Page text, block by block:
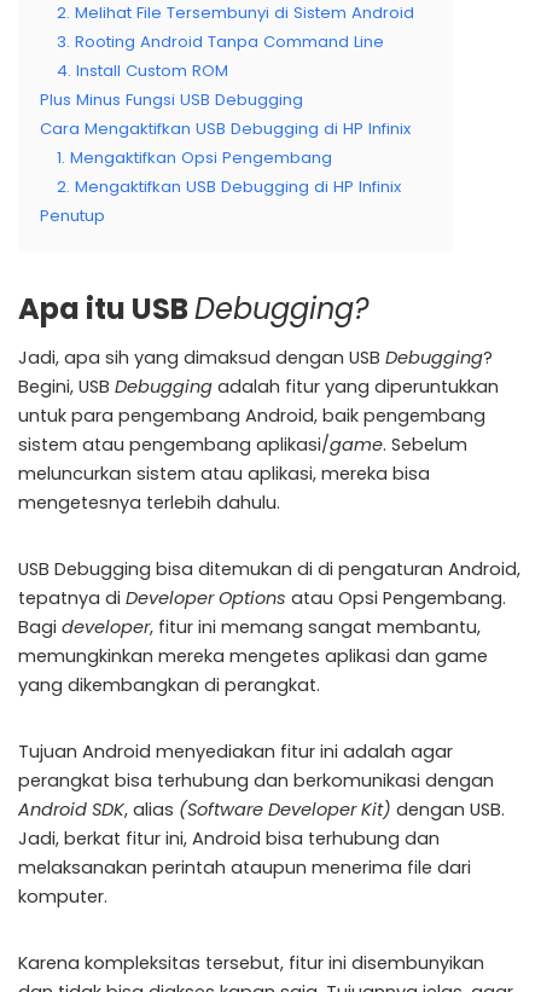
2. Melihat File Tersembunyi di Sistem Android
3. Rooting Android Tanpa Command Line
4. Install Custom ROM
Plus Minus Fungsi USB Debugging
Cara Mengaktifkan USB Debugging di HP Infinix
1. Mengaktifkan Opsi Pengembang
2. Mengaktifkan USB Debugging di HP Infinix
Penutup
Apa itu USBDebugging?
Jadi, apa sih yang dimaksud dengan USB Debugging?
Begini, USB Debugging adalah fitur yang diperuntukkan
untuk para pengembang Android, baik pengembang
sistem atau pengembang aplikasi/game. Sebelum
meluncurkan sistem atau aplikasi, mereka bisa
mengetesnya terlebih dahulu.
USB Debugging bisa ditemukan di di pengaturan Android,
tepatnya di Developer Options atau Opsi Pengembang.
Bagi developer, fitur ini memang sangat membantu,
memungkinkan mereka mengetes aplikasi dan game
yang dikembangkan di perangkat.
Tujuan Android menyediakan fitur ini adalah agar
perangkat bisa terhubung dan berkomunikasi dengan
Android SDK, alias (Software Developer Kit) dengan USB.
Jadi, berkat fitur ini, Android bisa terhubung dan
melaksanakan perintah ataupun menerima file dari
komputer.
Karena kompleksitas tersebut, fitur ini disembunyikan